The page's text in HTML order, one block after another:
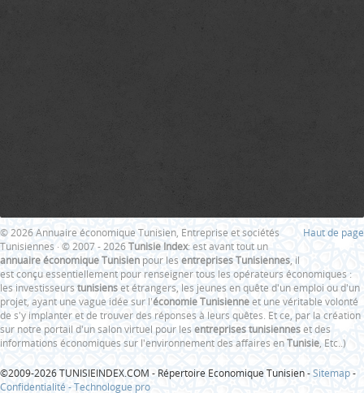
Haut de page
© 2026 Annuaire économique Tunisien, Entreprise et sociétés
Tunisiennes · © 2007 - 2026Tunisie Index: est avant tout un
annuaire économique Tunisien pour les entreprises Tunisiennes , il
est conçu essentiellement pour renseigner tous les opérateurs économiques :
les investisseurs tunisienset étrangers, les jeunes en quête d'un emploi ou d'un
projet, ayant une vague idée sur l'économie Tunisienneet une véritable volonté
de s'y implanter et de trouver des réponses à leurs quêtes. Et ce, par la création
sur notre portail d'un salon virtuel pour lesentreprises tunisienneset des
informations économiques sur l'environnement des affaires enTunisie , Etc..)
©2009-2026 TUNISIEINDEX.COM - Répertoire Economique Tunisien -Sitemap-
Confidentialité -Technologue pro